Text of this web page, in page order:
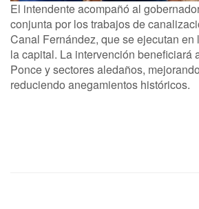
El intendente acompañó al
conjunta por los trabajos de
Canal Fernández, que se ejecutan en
la capital. La intervención beneficiará
Ponce y sectores aledaños,
reduciendo anegamientos históricos.